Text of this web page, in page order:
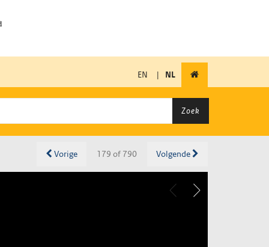
EN | NL
Zoek
Vorige 179 of 790 Volgende